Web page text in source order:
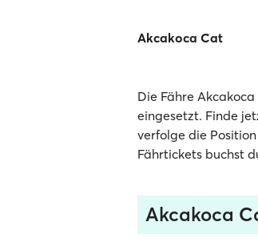
Akcakoca Cat
Die Fähre
eingesetzt. Finde
verfolge die
Fährtickets buchst
Akcakoca